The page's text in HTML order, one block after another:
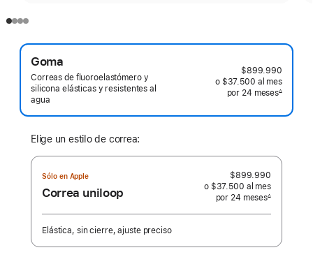
Goma
Correas de fluoroelastómero y
silicona elásticas y resistentes al
agua
$899.990
o $37.500 al mes
por 24 mesesmeses
Nota a pie de página
∆
Elige un estilo de correa:
Sólo en Apple
Correa uniloop
$899.990
o $37.500 al mes
por 24 mesesmeses
Nota a pie de página
∆
Elástica, sin cierre, ajuste preciso